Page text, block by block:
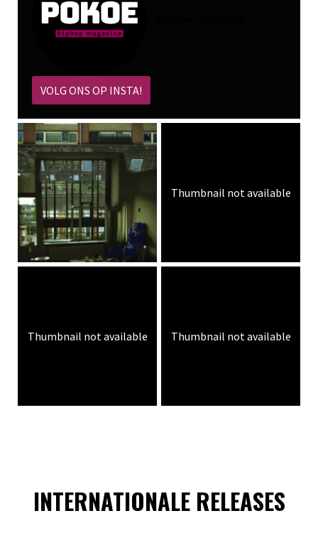
VOLG ONS OP INSTA!
Thumbnail not available
Thumbnail not available Thumbnail not available
INTERNATIONALE RELEASES